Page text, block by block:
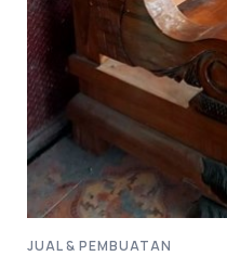
JUAL & PEMBUATAN